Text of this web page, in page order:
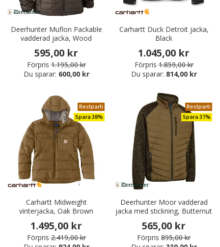
Deerhunter Muflon Packable
vadderad jacka, Wood
595,00 kr
Förpris 1.195,00 kr
Du sparar: 600,00 kr
Carhartt Duck Detroit jacka,
Black
1.045,00 kr
Förpris 1.859,00 kr
Du sparar: 814,00 kr
Restparti
Spara 38%
Carhartt Midweight
vinterjacka, Oak Brown
1.495,00 kr
Förpris 2.419,00 kr
Restparti
Spara 37%
Deerhunter Moor vadderad
jacka med stickning, Butternut
565,00 kr
Förpris 895,00 kr